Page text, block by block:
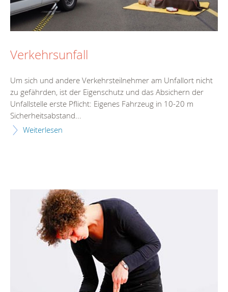
Verkehrsunfall
Um sich und andere Verkehrsteilnehmer am Unfallort nicht
zu gefährden, ist der Eigenschutz und das Absichern der
Unfallstelle erste Pflicht: Eigenes Fahrzeug in 10-20 m
Sicherheitsabstand...
Weiterlesen